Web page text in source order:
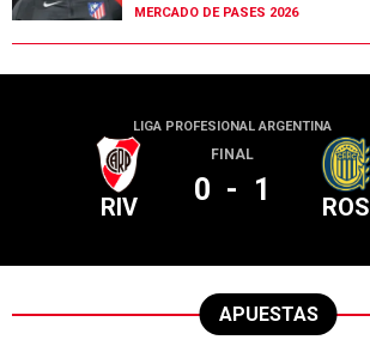
MERCADO DE PASES 2026
LIGA PROFESIONAL ARGENTINA
RIV
FINAL
0 - 1 ROS
APUESTAS